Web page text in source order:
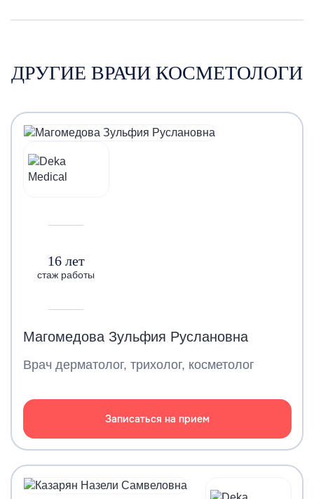
ДРУГИЕ ВРАЧИ КОСМЕТОЛОГИ
16 лет
стаж работы
Магомедова Зульфия Руслановна
Врач дерматолог, трихолог, косметолог
Записаться на прием